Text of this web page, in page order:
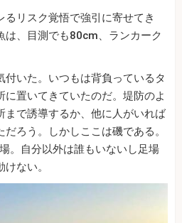
リスク覚悟で強引に寄せてき
は、目測でも80cm、ランカーク
付いた。いつもは背負っているタ
に置いてきていたのだ。堤防のよ
まで誘導するか、他に人がいれば
ろう。しかしここは磯である。
。自分以外は誰もいないし足場
ない。